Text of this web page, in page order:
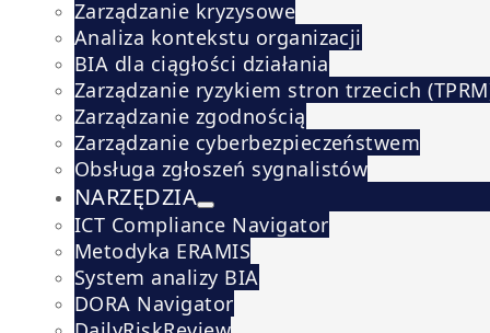
Zarządzanie kryzysowe
Analiza kontekstu organizacji
BIA dla ciągłości działania
Zarządzanie ryzykiem stron trzecich
Zarządzanie zgodnością
Zarządzanie cyberbezpieczeństwem
Obsługa zgłoszeń sygnalistów
NARZĘDZIA
ICT Compliance Navigator
Metodyka ERAMIS
System analizy BIA
DORA Navigator